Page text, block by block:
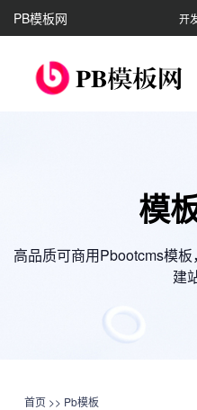
PB模板网 开
模
高品质可商用Pbootcms模
建
首页 >> Pb模板